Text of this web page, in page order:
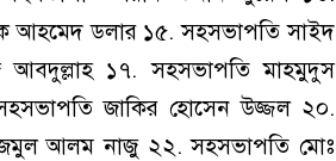
আহমেদ ডলার ১৫. সহসভাপতি সাইদ
১৭. সহসভাপতি মাহমুদুস
জাকির হোসেন উজ্জল ২০.
আলম নাজু ২২. সহসভাপতি মোঃ